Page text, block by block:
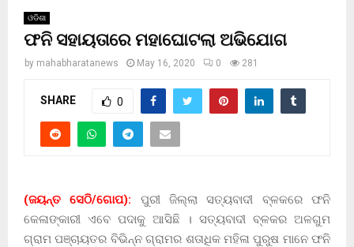
ଓଡିଶା
ଫନି ସହାୟତାରେ ମହାଘୋଟଲା ଅଭିଯୋଗ
by mahabharatanews May 16, 2020 0 281
SHARE 0
(ଜୟନ୍ତ ସେଠି/ଗୋପ): ପୁରୀ ଜିଲ୍ଲା ସତ୍ୟବାଦୀ ବ୍ଳକରେ ଫନି
କେଳାଙ୍କାରୀ ଏବେ ପଦାକୁ ଆସିଛି । ସତ୍ୟବାଦୀ ବ୍ଳକର ଅଳଗୁମ
ଗ୍ରାମ ପଞ୍ଚାୟତର ବିଭିନ୍ନ ଗ୍ରାମର ଶତାଧିକ ମହିଳା ପୁରୁଷ ମାନେ ଫନି